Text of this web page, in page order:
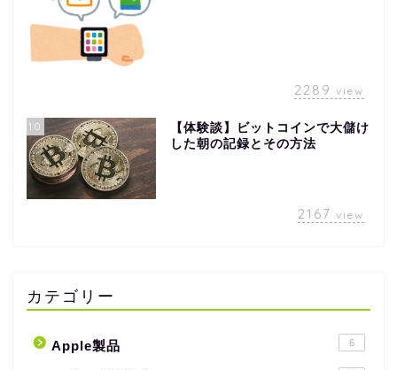
2289 view
10
【体験談】ビットコインで大儲け
した朝の記録とその方法
2167 view
カテゴリー
Apple製品 6